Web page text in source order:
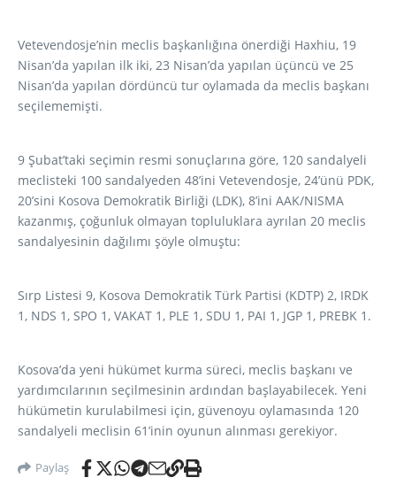
Vetevendosje’nin meclis başkanlığına önerdiği Haxhiu, 19
Nisan’da yapılan ilk iki, 23 Nisan’da yapılan üçüncü ve 25
Nisan’da yapılan dördüncü tur oylamada da meclis başkanı
seçilememişti.
9 Şubat’taki seçimin resmi sonuçlarına göre, 120 sandalyeli
meclisteki 100 sandalyeden 48’ini Vetevendosje, 24’ünü PDK,
20’sini Kosova Demokratik Birliği (LDK), 8’ini AAK/NISMA
kazanmış, çoğunluk olmayan topluluklara ayrılan 20 meclis
sandalyesinin dağılımı şöyle olmuştu:
Sırp Listesi 9, Kosova Demokratik Türk Partisi (KDTP) 2, IRDK
1, NDS 1, SPO 1, VAKAT 1, PLE 1, SDU 1, PAI 1, JGP 1, PREBK 1.
Kosova’da yeni hükümet kurma süreci, meclis başkanı ve
yardımcılarının seçilmesinin ardından başlayabilecek. Yeni
hükümetin kurulabilmesi için, güvenoyu oylamasında 120
sandalyeli meclisin 61’inin oyunun alınması gerekiyor.
Paylaş